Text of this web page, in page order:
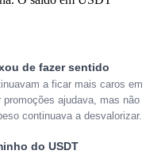
de fazer sentido
a ficar mais caros em
ajudava, mas não
continuava a desvalorizar.
do USDT